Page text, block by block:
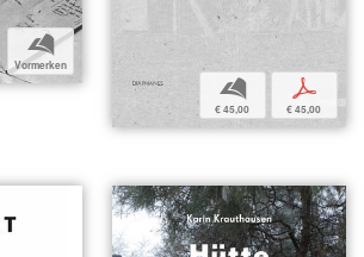
b
Vormerken
b
€ 45,00
p
€ 45,00